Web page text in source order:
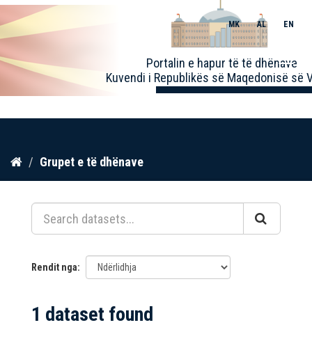
Kalo
përmbajtja
Portalin e hapur të të dhënave
Kuvendi i Republikës së Maqedonisë së
MK AL EN
Toggle
Grupet e të dhënave
Rendit nga
1 dataset found